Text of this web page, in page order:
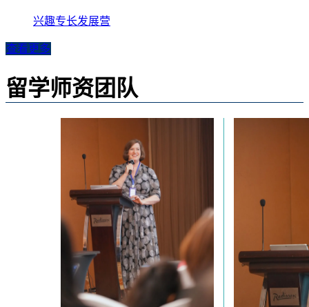
兴趣专长发展营
查看更多
留学师资团队